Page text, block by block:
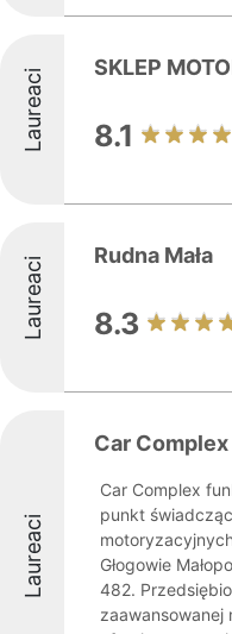
Laureaci SKLEP
8.1
Laureaci Rudna Mała
8.3
Laureaci
Car Complex
Car Complex
punkt
Głogowie
482.
zaawansowanej